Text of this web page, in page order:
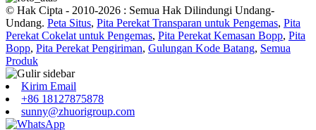
© Hak Cipta - 2010-2026 : Semua Hak Dilindungi Undang-
Undang. Peta Situs, Pita Perekat Transparan untuk Pengemas, Pita
Perekat Cokelat untuk Pengemas, Pita Perekat Kemasan Bopp, Pita
Bopp, Pita Perekat Pengiriman, Gulungan Kode Batang, Semua
Produk
Kirim Email
+86 18127875878
sunny@zhuorigroup.com